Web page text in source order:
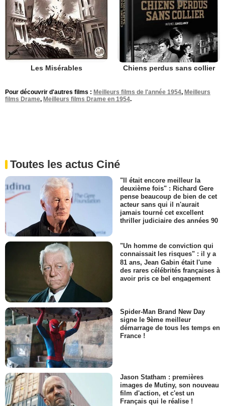
Les Misérables Chiens perdus sans collier
Pour découvrir d'autres films : Meilleurs films de l'année 1954, Meilleurs
films Drame, Meilleurs films Drame en 1954.
Toutes les actus Ciné
"Il était encore meilleur la
deuxième fois" : Richard Gere
pense beaucoup de bien de cet
acteur sans qui il n'aurait
jamais tourné cet excellent
thriller judiciaire des années 90
"Un homme de conviction qui
connaissait les risques" : il y a
81 ans, Jean Gabin était l'une
des rares célébrités françaises à
avoir pris ce bel engagement
Spider-Man Brand New Day
signe le 9ème meilleur
démarrage de tous les temps en
France !
Jason Statham : premières
images de Mutiny, son nouveau
film d'action, et c'est un
Français qui le réalise !